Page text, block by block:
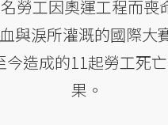
勞工因奧運工程而
與淚所灌溉的國際大
造成的11起勞工死
果。